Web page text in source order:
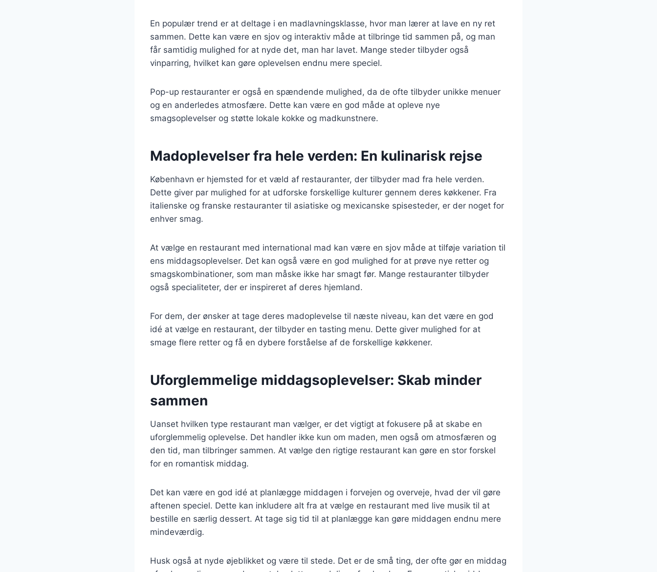
En populær trend er at deltage i en madlavningsklasse, hvor man lærer at lave en ny ret
sammen. Dette kan være en sjov og interaktiv måde at tilbringe tid sammen på, og man
får samtidig mulighed for at nyde det, man har lavet. Mange steder tilbyder også
vinparring, hvilket kan gøre oplevelsen endnu mere speciel.
Pop-up restauranter er også en spændende mulighed, da de ofte tilbyder unikke menuer
og en anderledes atmosfære. Dette kan være en god måde at opleve nye
smagsoplevelser og støtte lokale kokke og madkunstnere.
Madoplevelser fra hele verden: En kulinarisk rejse
København er hjemsted for et væld af restauranter, der tilbyder mad fra hele verden.
Dette giver par mulighed for at udforske forskellige kulturer gennem deres køkkener. Fra
italienske og franske restauranter til asiatiske og mexicanske spisesteder, er der noget for
enhver smag.
At vælge en restaurant med international mad kan være en sjov måde at tilføje variation til
ens middagsoplevelser. Det kan også være en god mulighed for at prøve nye retter og
smagskombinationer, som man måske ikke har smagt før. Mange restauranter tilbyder
også specialiteter, der er inspireret af deres hjemland.
For dem, der ønsker at tage deres madoplevelse til næste niveau, kan det være en god
idé at vælge en restaurant, der tilbyder en tasting menu. Dette giver mulighed for at
smage flere retter og få en dybere forståelse af de forskellige køkkener.
Uforglemmelige middagsoplevelser: Skab minder
sammen
Uanset hvilken type restaurant man vælger, er det vigtigt at fokusere på at skabe en
uforglemmelig oplevelse. Det handler ikke kun om maden, men også om atmosfæren og
den tid, man tilbringer sammen. At vælge den rigtige restaurant kan gøre en stor forskel
for en romantisk middag.
Det kan være en god idé at planlægge middagen i forvejen og overveje, hvad der vil gøre
aftenen speciel. Dette kan inkludere alt fra at vælge en restaurant med live musik til at
bestille en særlig dessert. At tage sig tid til at planlægge kan gøre middagen endnu mere
mindeværdig.
Husk også at nyde øjeblikket og være til stede. Det er de små ting, der ofte gør en middag